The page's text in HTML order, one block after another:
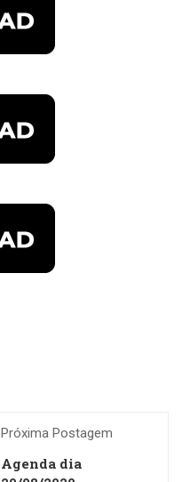
Próxima Postagem
Agenda dia